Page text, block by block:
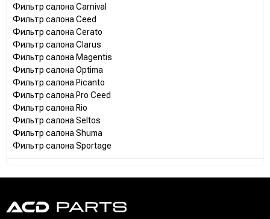
Фильтр салона Carnival
Фильтр салона Ceed
Фильтр салона Cerato
Фильтр салона Clarus
Фильтр салона Magentis
Фильтр салона Optima
Фильтр салона Picanto
Фильтр салона Pro Ceed
Фильтр салона Rio
Фильтр салона Seltos
Фильтр салона Shuma
Фильтр салона Sportage